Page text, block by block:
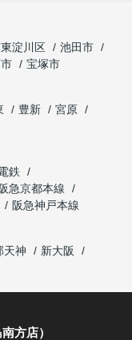
淀川区
池田市
宝塚市
豊新
宮原
鉄
急京都本線
阪急神戸本線
天神
新大阪
方店）